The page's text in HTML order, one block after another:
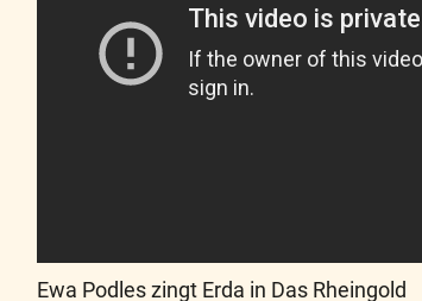
Ewa Podles zingt Erda in Das Rheingold